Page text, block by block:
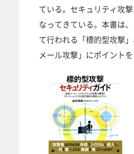
ている。セキュリティ攻
なってきている。本書は
て行われる「標的型攻撃
メール攻撃」にポイント